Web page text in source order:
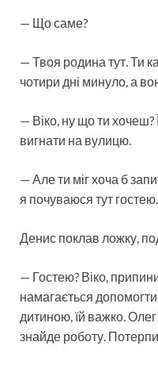
— Що саме?
— Твоя родина тут. Ти
чотири дні минуло, а
— Віко, ну що ти хочеш?
вигнати на вулицю.
— Але ти міг хоча б
я почуваюся тут гостею.
Денис поклав ложку,
— Гостею? Віко,
намагається
дитиною, їй важко.
знайде роботу.